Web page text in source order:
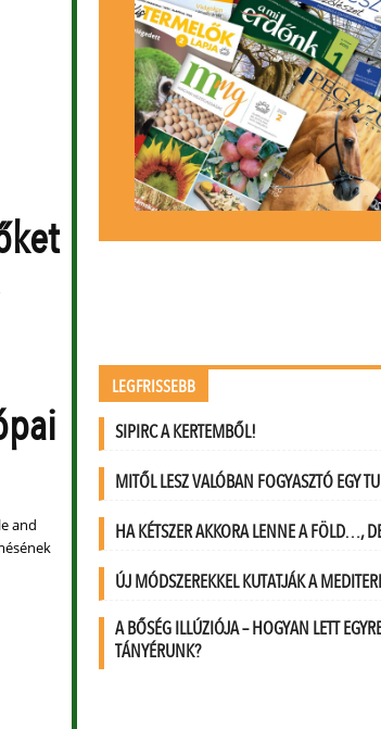
and
LEGFRISSEBB
SIPIRC A KERTEMBŐL!
MITŐL LESZ VALÓBAN FOGYASZTÓ EGY
HA KÉTSZER AKKORA LENNE A FÖLD…,
ÚJ MÓDSZEREKKEL KUTATJÁK A
A BŐSÉG ILLÚZIÓJA – HOGYAN LETT
TÁNYÉRUNK?